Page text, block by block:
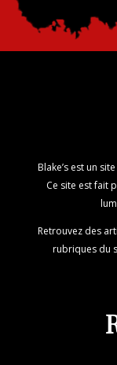
Blake’s est un
Ce site est fait
Retrouvez des
rubriques du